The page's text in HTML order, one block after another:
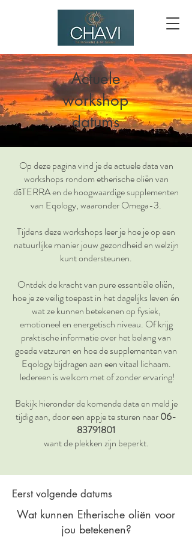
Actuele
workshop
datums
Op deze pagina vind je de actuele data van
workshops rondom etherische oliën van
dōTERRA en de hoogwaardige supplementen
van Eqology, waaronder Omega-3.
Tijdens deze workshops leer je hoe je op een
natuurlijke manier jouw gezondheid en welzijn
kunt ondersteunen.
Ontdek de kracht van pure essentiële oliën,
hoe je ze veilig toepast in het dagelijks leven én
wat ze kunnen betekenen op fysiek,
emotioneel en energetisch niveau. Of krijg
praktische informatie over het belang van
goede vetzuren en hoe de supplementen van
Eqology bijdragen aan een vitaal lichaam.
Iedereen is welkom met of zonder ervaring!
Bekijk hieronder de komende data en meld je
tijdig aan, door een appje te sturen naar06-
83791801
want de plekken zijn beperkt.
Eerst volgende datums
Wat kunnen Etherische oliën voor
jou betekenen?